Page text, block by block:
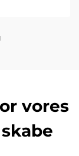
kinesisk
vores